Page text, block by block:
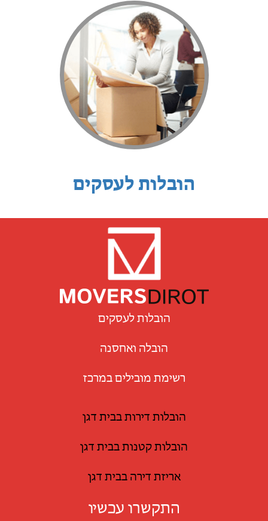
הובלות לעסקים
הובלות לעסקים
הובלה ואחסנה
רשימת מובילים במרכז
הובלות דירות בבית דגן
הובלות קטנות בבית דגן
אריזת דירה בבית דגן
התקשרו עכשיו